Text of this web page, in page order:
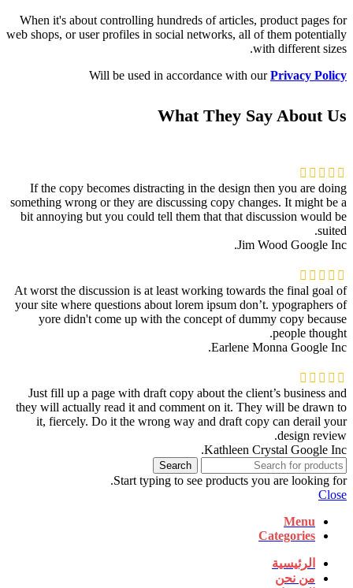
When it's about controlling hundreds of articles, product pages for
web shops, or user profiles in social networks, all of them potentially
with different sizes.
Will be used in accordance with ourPrivacy Policy
What They Say About Us
If the copy becomes distracting in the design then you are doing
something wrong or they are discussing copy changes. It might be a
bit annoying but you could tell them that that discussion would be
suited.
Jim Wood Google Inc.
At worst the discussion is at least working towards the final goal of
your site where questions about lorem ipsum don’t. ypographers of
yore didn't come up with the concept of dummy copy because
people thought.
Earlene Monna Google Inc.
Just fill up a page with draft copy about the client’s business and
they will actually read it and comment on it. They will be drawn to
it, fiercely. Do it the wrong way and draft copy can derail your
design review.
Kathleen Crystal Google Inc.
Search
Start typing to see products you are looking for.
Close
Menu
Categories
الرئيسية
من نحن